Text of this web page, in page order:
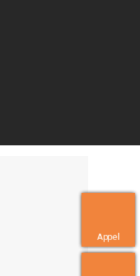
Appel